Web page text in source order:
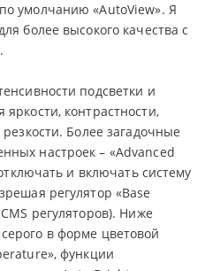
умолчанию «AutoView». Я
более высокого качества с
подсветки и
контрастности,
Более загадочные
настроек – «Advanced
и включать систему
регулятор «Base
регуляторов). Ниже
в форме цветовой
функции